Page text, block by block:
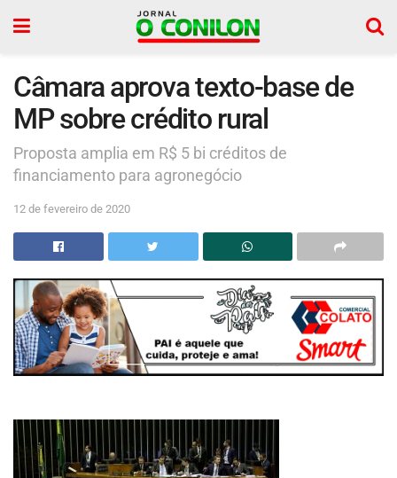
Câmara aprova texto-base de
MP sobre crédito rural
Proposta amplia em R$ 5 bi créditos de
financiamento para agronegócio
12 de fevereiro de 2020